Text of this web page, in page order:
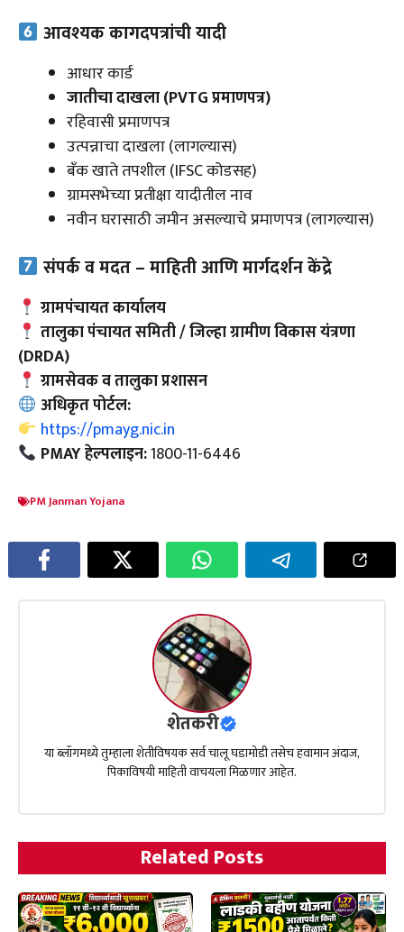
आवश्यक कागदपत्रांची यादी
आधार कार्ड
जातीचा दाखला (PVTG प्रमाणपत्र)
रहिवासी प्रमाणपत्र
उत्पन्नाचा दाखला (लागल्यास)
बँक खाते तपशील (IFSC कोडसह)
ग्रामसभेच्या प्रतीक्षा यादीतील नाव
नवीन घरासाठी जमीन असल्याचे प्रमाणपत्र (लागल्यास)
संपर्क व मदत – माहिती आणि मार्गदर्शन केंद्रे
ग्रामपंचायत कार्यालय
तालुका पंचायत समिती / जिल्हा ग्रामीण विकास यंत्रणा
(DRDA)
ग्रामसेवक व तालुका प्रशासन
अधिकृत पोर्टल:
https://pmayg.nic.in
PMAY हेल्पलाइन:1800-11-6446
PM Janman Yojana
शेतकरी
या ब्लॉगमध्ये तुम्हाला शेतीविषयक सर्व चालू घडामोडी तसेच हवामान अंदाज,
पिकाविषयी माहिती वाचयला मिळणार आहेत.
Related Posts